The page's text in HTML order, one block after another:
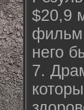
$20,9
фильм
него
7.